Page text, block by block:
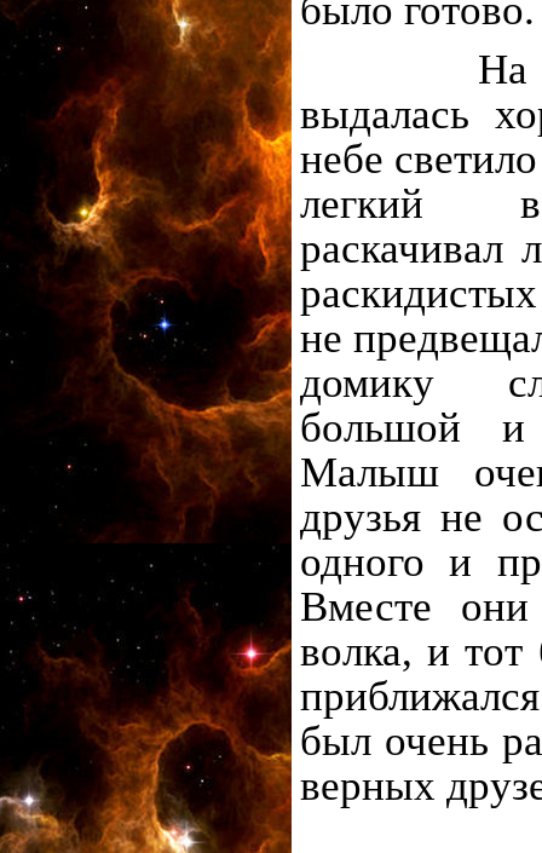
было готово.
На
выдалась
небе
легкий
раскачивал
не
домику
большой и
Малыш
друзья не
одного и
Вместе
волка, и
был очень
верных